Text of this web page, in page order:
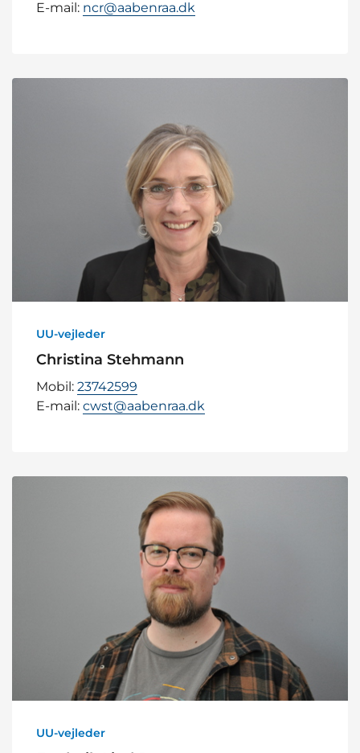
E-mail: ncr@aabenraa.dk
UU-vejleder
Christina Stehmann
Mobil: 23742599
E-mail: cwst@aabenraa.dk
UU-vejleder